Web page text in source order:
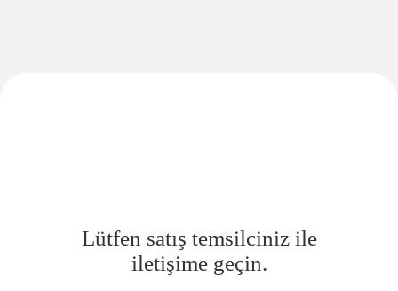
Lütfen satış temsilciniz ile
iletişime geçin.